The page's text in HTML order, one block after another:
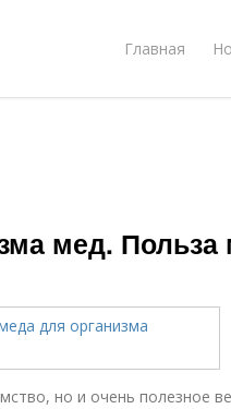
Главная
мед.
но и очень полезное